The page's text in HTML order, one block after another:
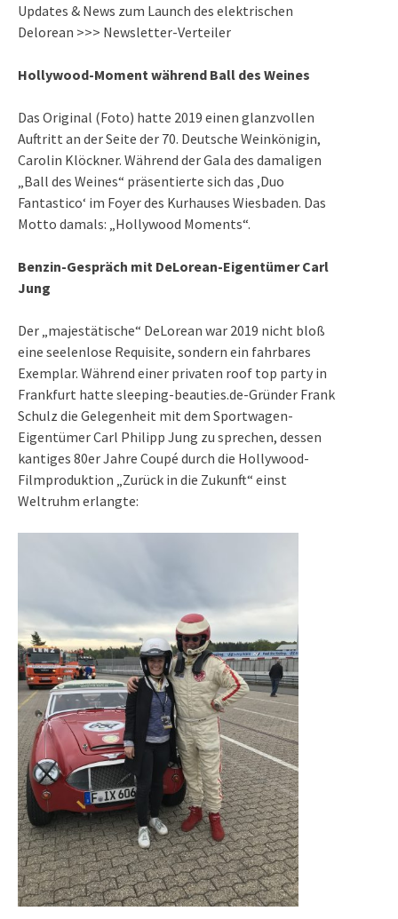
Updates & News zum Launch des elektrischen
Delorean >>> Newsletter-Verteiler
Hollywood-Moment während Ball des Weines
Das Original (Foto) hatte 2019 einen glanzvollen
Auftritt an der Seite der 70. Deutsche Weinkönigin,
Carolin Klöckner. Während der Gala des damaligen
„Ball des Weines“ präsentierte sich das ‚Duo
Fantastico‘ im Foyer des Kurhauses Wiesbaden. Das
Motto damals: „Hollywood Moments“.
Benzin-Gespräch mit DeLorean-Eigentümer Carl
Jung
Der „majestätische“ DeLorean war 2019 nicht bloß
eine seelenlose Requisite, sondern ein fahrbares
Exemplar. Während einer privaten roof top party in
Frankfurt hatte sleeping-beauties.de-Gründer Frank
Schulz die Gelegenheit mit dem Sportwagen-
Eigentümer Carl Philipp Jung zu sprechen, dessen
kantiges 80er Jahre Coupé durch die Hollywood-
Filmproduktion „Zurück in die Zukunft“ einst
Weltruhm erlangte: